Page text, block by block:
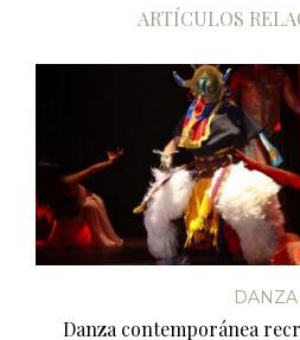
ARTÍCULOS
DANZA
Danza contemporánea